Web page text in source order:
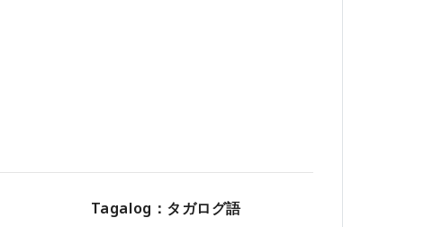
Tagalog：タガログ語